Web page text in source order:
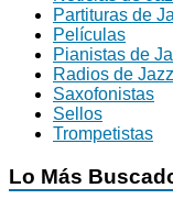
Partituras de
Películas
Pianistas de
Radios de Jazz
Saxofonistas
Sellos
Trompetistas
Lo Más